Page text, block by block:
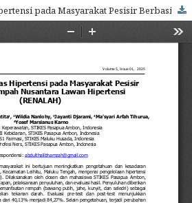
Desa Sehat Bebas Hipertensi pada Masyarakat Pesisir Berbasis Rempah Nusantara Lawan Hipertensi (RENALAH)